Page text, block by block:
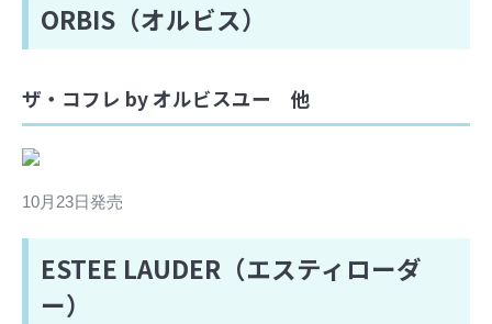
ORBIS（オルビス）
ザ・コフレ by オルビスユー 他
10月23日発売
ESTEE LAUDER（エスティローダ
ー）